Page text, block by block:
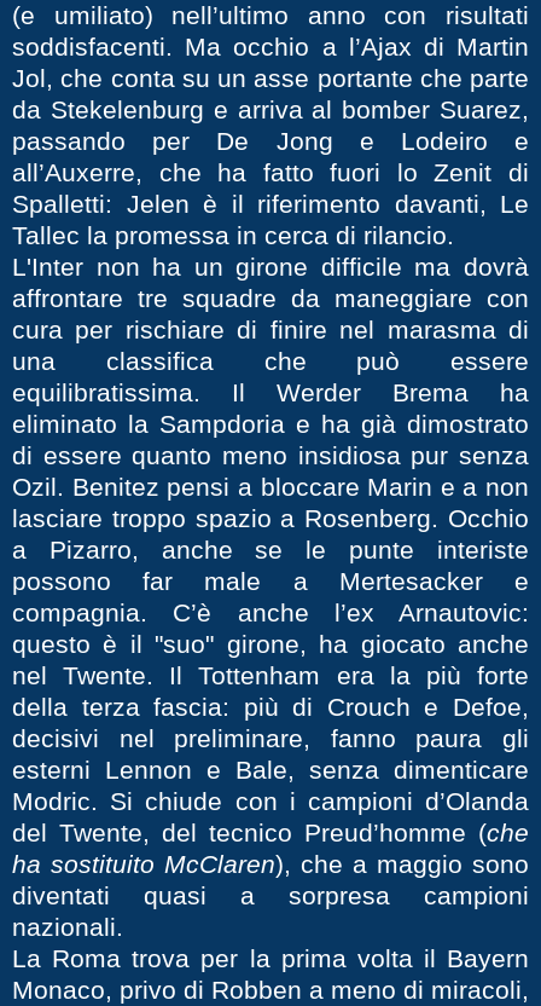
(e umiliato) nell’ultimo anno con risultati
soddisfacenti. Ma occhio a l’Ajax di Martin
Jol, che conta su un asse portante che parte
da Stekelenburg e arriva al bomber Suarez,
passando per De Jong e Lodeiro e
all’Auxerre, che ha fatto fuori lo Zenit di
Spalletti: Jelen è il riferimento davanti, Le
Tallec la promessa in cerca di rilancio.
L'Inter non ha un girone difficile ma dovrà
affrontare tre squadre da maneggiare con
cura per rischiare di finire nel marasma di
una classifica che può essere
equilibratissima. Il Werder Brema ha
eliminato la Sampdoria e ha già dimostrato
di essere quanto meno insidiosa pur senza
Ozil. Benitez pensi a bloccare Marin e a non
lasciare troppo spazio a Rosenberg. Occhio
a Pizarro, anche se le punte interiste
possono far male a Mertesacker e
compagnia. C’è anche l’ex Arnautovic:
questo è il "suo" girone, ha giocato anche
nel Twente. Il Tottenham era la più forte
della terza fascia: più di Crouch e Defoe,
decisivi nel preliminare, fanno paura gli
esterni Lennon e Bale, senza dimenticare
Modric. Si chiude con i campioni d’Olanda
del Twente, del tecnico Preud’homme (che
ha sostituito McClaren), che a maggio sono
diventati quasi a sorpresa campioni
nazionali.
La Roma trova per la prima volta il Bayern
Monaco, privo di Robben a meno di miracoli,